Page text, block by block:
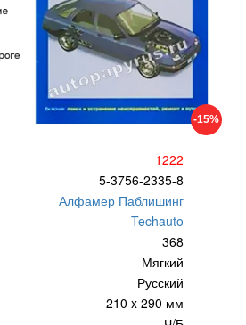
-15%
1222
5-3756-2335-8
Алфамер Паблишинг
Techauto
368
Мягкий
Русский
210 x 290 мм